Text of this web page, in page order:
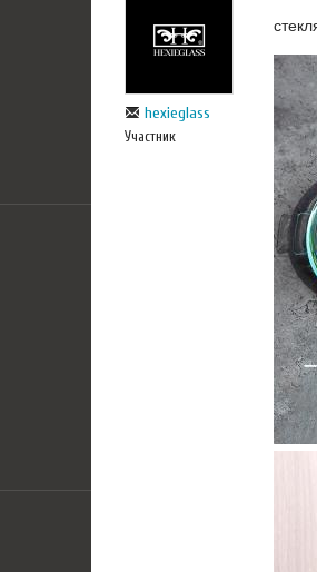
hexieglass
Участник